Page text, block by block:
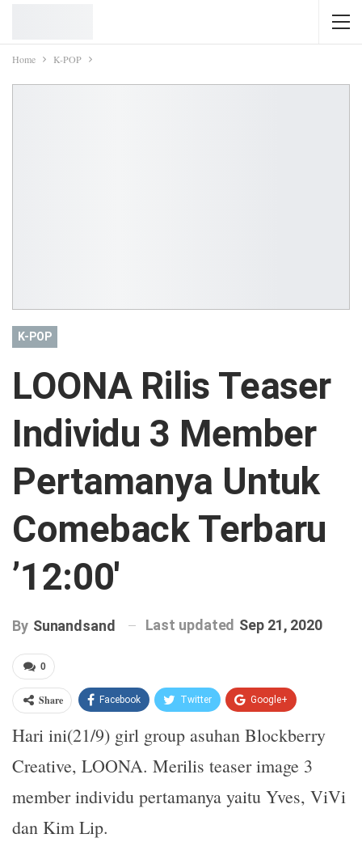
Home K-POP
K-POP
LOONA Rilis Teaser
Individu 3 Member
Pertamanya Untuk
Comeback Terbaru
’12:00′
By Sunandsand Last updated Sep 21, 2020
0
Share Facebook Twitter Google+
WhatsApp Telegram LINE
Hari ini(21/9) girl group asuhan Blockberry
Creative, LOONA. Merilis teaser image 3
member individu pertamanya yaitu Yves, ViVi
dan Kim Lip.